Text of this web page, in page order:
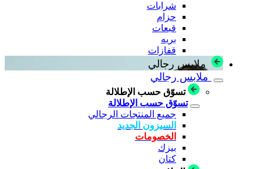
شرابات
حزام
قبعات
بريه
قفازات
ملابس رجالي
ملابس رجالي
تسوّق حسب الإطلالة
تسوّق حسب الإطلالة
جميع المنتجات الرجالي
السيزون الجديد
الخصومات
بيزك
كتان